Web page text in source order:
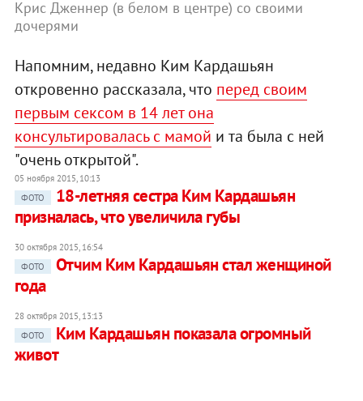
Крис Дженнер (в белом в центре) со своими
дочерями
Напомним, недавно Ким Кардашьян
откровенно рассказала, что перед своим
первым сексом в 14 лет она
консультировалась с мамой и та была с ней
"очень открытой".
05 ноября 2015, 10:13
ФОТО
18-летняя сестра Ким Кардашьян
призналась, что увеличила губы
30 октября 2015, 16:54
ФОТО
Отчим Ким Кардашьян стал женщиной
года
28 октября 2015, 13:13
ФОТО
Ким Кардашьян показала огромный
живот